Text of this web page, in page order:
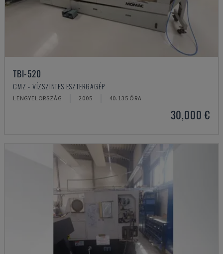
TBI-520
CMZ - VÍZSZINTES ESZTERGAGÉP
LENGYELORSZÁG 2005 40.135 ÓRA
30,000 €